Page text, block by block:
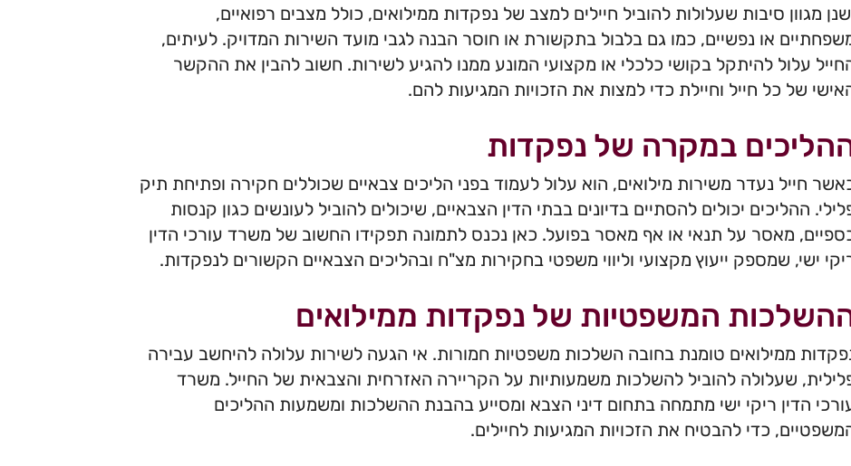
מגוון סיבות שעלולות להוביל חיילים למצב של נפקדות ממילואים, כולל מצבים רפואיים,
או נפשיים, כמו גם בלבול בתקשורת או חוסר הבנה לגבי מועד השירות המדויק. לעיתים,
עלול להיתקל בקושי כלכלי או מקצועי המונע ממנו להגיע לשירות. חשוב להבין את ההקשר
של כל חייל וחיילת כדי למצות את הזכויות המגיעות להם.
במקרה של נפקדות
חייל נעדר משירות מילואים, הוא עלול לעמוד בפני הליכים צבאיים שכוללים חקירה ופתיחת תיק
ההליכים יכולים להסתיים בדיונים בבתי הדין הצבאיים, שיכולים להוביל לעונשים כגון קנסות
מאסר על תנאי או אף מאסר בפועל. כאן נכנס לתמונה תפקידו החשוב של משרד עורכי הדין
ישי, שמספק ייעוץ מקצועי וליווי משפטי בחקירות מצ"ח ובהליכים הצבאיים הקשורים לנפקדות.
המשפטיות של נפקדות ממילואים
ממילואים טומנת בחובה השלכות משפטיות חמורות. אי הגעה לשירות עלולה להיחשב עבירה
שעלולה להוביל להשלכות משמעותיות על הקריירה האזרחית והצבאית של החייל. משרד
הדין ריקי ישי מתמחה בתחום דיני הצבא ומסייע בהבנת ההשלכות ומשמעות ההליכים
כדי להבטיח את הזכויות המגיעות לחיילים.